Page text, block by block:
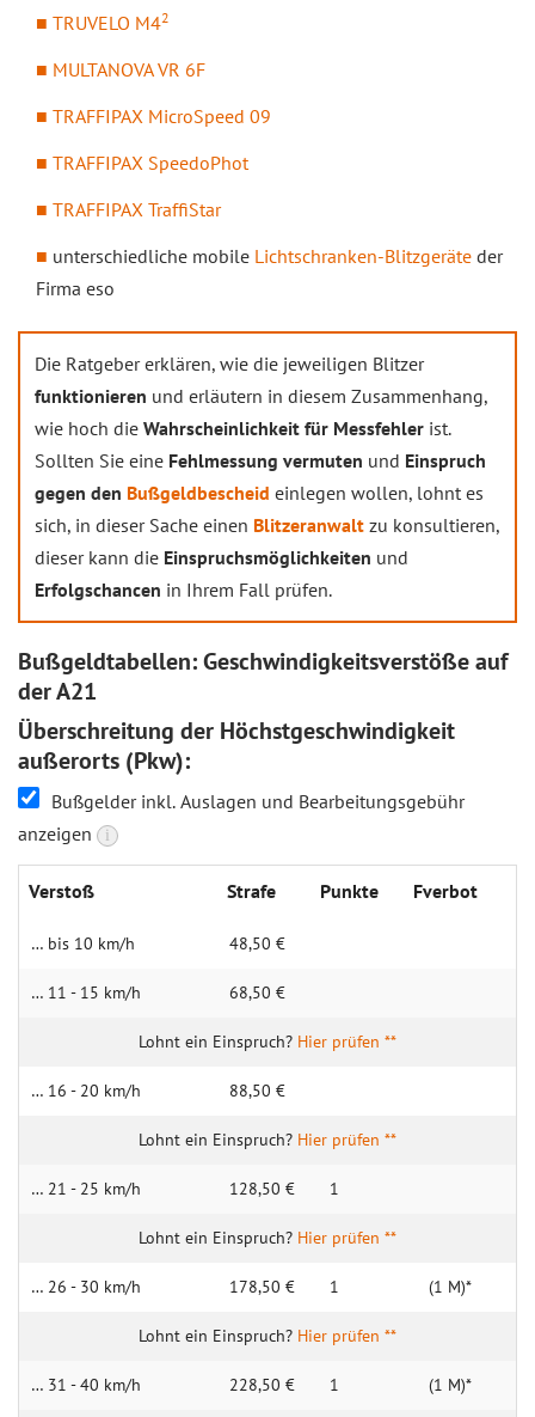
TRUVELO M42
MULTANOVA VR 6F
TRAFFIPAX MicroSpeed 09
TRAFFIPAX SpeedoPhot
TRAFFIPAX TraffiStar
unterschiedliche mobile Lichtschranken-Blitzgeräte der
Firma eso
Die Ratgeber erklären, wie die jeweiligen Blitzer
funktionieren und erläutern in diesem Zusammenhang,
wie hoch die Wahrscheinlichkeit für Messfehler ist.
Sollten Sie eine Fehlmessung vermuten und Einspruch
gegen den Bußgeldbescheid einlegen wollen, lohnt es
sich, in dieser Sache einen Blitzeranwalt zu konsultieren,
dieser kann die Einspruchsmöglichkeiten und
Erfolgschancen in Ihrem Fall prüfen.
Bußgeldtabellen: Geschwindigkeitsverstöße auf
der A21
Überschreitung der Höchstgeschwindigkeit
außerorts (Pkw):
Bußgelder inkl. Auslagen und Bearbeitungsgebühr
anzeigen
i
Verstoß Strafe Punkte Fverbot
… bis 10 km/h 48,50 €
… 11 - 15 km/h 68,50 €
Hier prüfen **
… 16 - 20 km/h 88,50 €
Hier prüfen **
… 21 - 25 km/h 128,50 € 1
Hier prüfen **
… 26 - 30 km/h 178,50 € 1 (1 M)*
Hier prüfen **
… 31 - 40 km/h 228,50 € 1 (1 M)*